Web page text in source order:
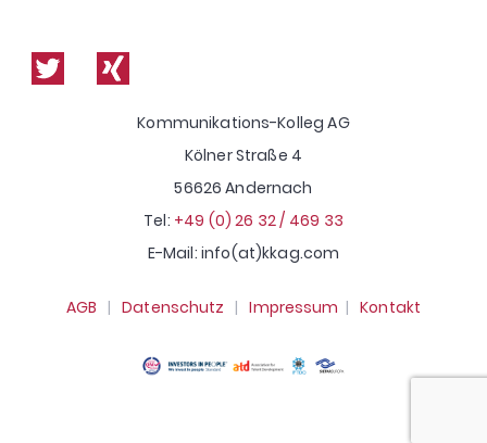
Kommunikations-Kolleg AG
Kölner Straße 4
56626 Andernach
Tel: +49 (0) 26 32 / 469 33
E-Mail: info(at)kkag.com
AGB |Datenschutz |Impressum |Kontakt